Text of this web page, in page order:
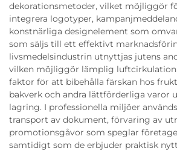
dekorationsmetoder, vilket möjliggör
integrera logotyper,
konstnärliga designelement som
som säljs till ett effektivt
livsmedelsindustrin utnyttjas jutens
vilken möjliggör lämplig luftcirkulation
faktor för att bibehålla färskan hos
bakverk och andra lättförderliga varor
lagring. I professionella miljöer
transport av dokument, förvaring av
promotionsgåvor som speglar
samtidigt som de erbjuder praktisk